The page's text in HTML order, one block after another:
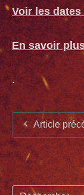
Voir les dates
En savoir
.
Article